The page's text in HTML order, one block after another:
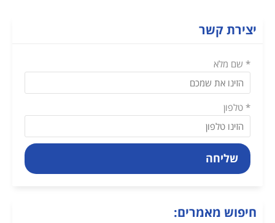
יצירת קשר
* שם מלא
* טלפון
שליחה
חיפוש מאמרים: